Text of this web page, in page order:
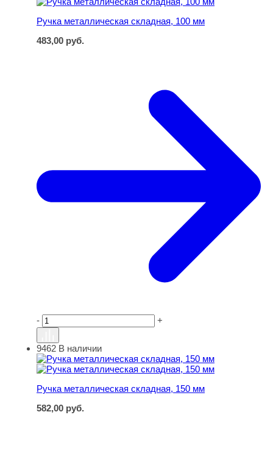
Ручка металлическая складная, 100 мм
483,00 руб.
- +
Ручка металлическая складная, 150 мм
9462 В наличии
Ручка металлическая складная, 150 мм
582,00 руб.